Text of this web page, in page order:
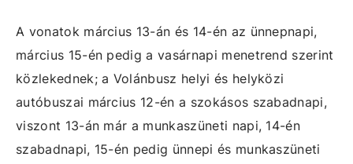
A vonatok március 13-án és 14-én az ünnepnapi,
március 15-én pedig a vasárnapi menetrend szerint
közlekednek; a Volánbusz helyi és helyközi
autóbuszai március 12-én a szokásos szabadnapi,
viszont 13-án már a munkaszüneti napi, 14-én
szabadnapi, 15-én pedig ünnepi és munkaszüneti